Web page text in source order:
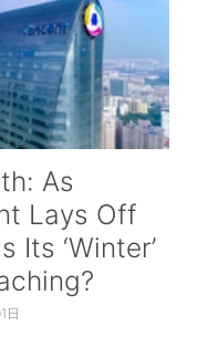
As
Lays Off
Its ‘Winter’
日